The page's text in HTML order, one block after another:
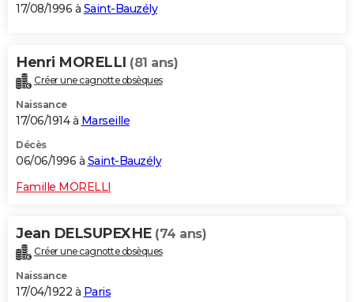
17/08/1996 à Saint-Bauzély
Henri MORELLI (81 ans)
Créer une cagnotte obsèques
Naissance
17/06/1914 à Marseille
Décès
06/06/1996 à Saint-Bauzély
Famille MORELLI
Jean DELSUPEXHE (74 ans)
Créer une cagnotte obsèques
Naissance
17/04/1922 à Paris